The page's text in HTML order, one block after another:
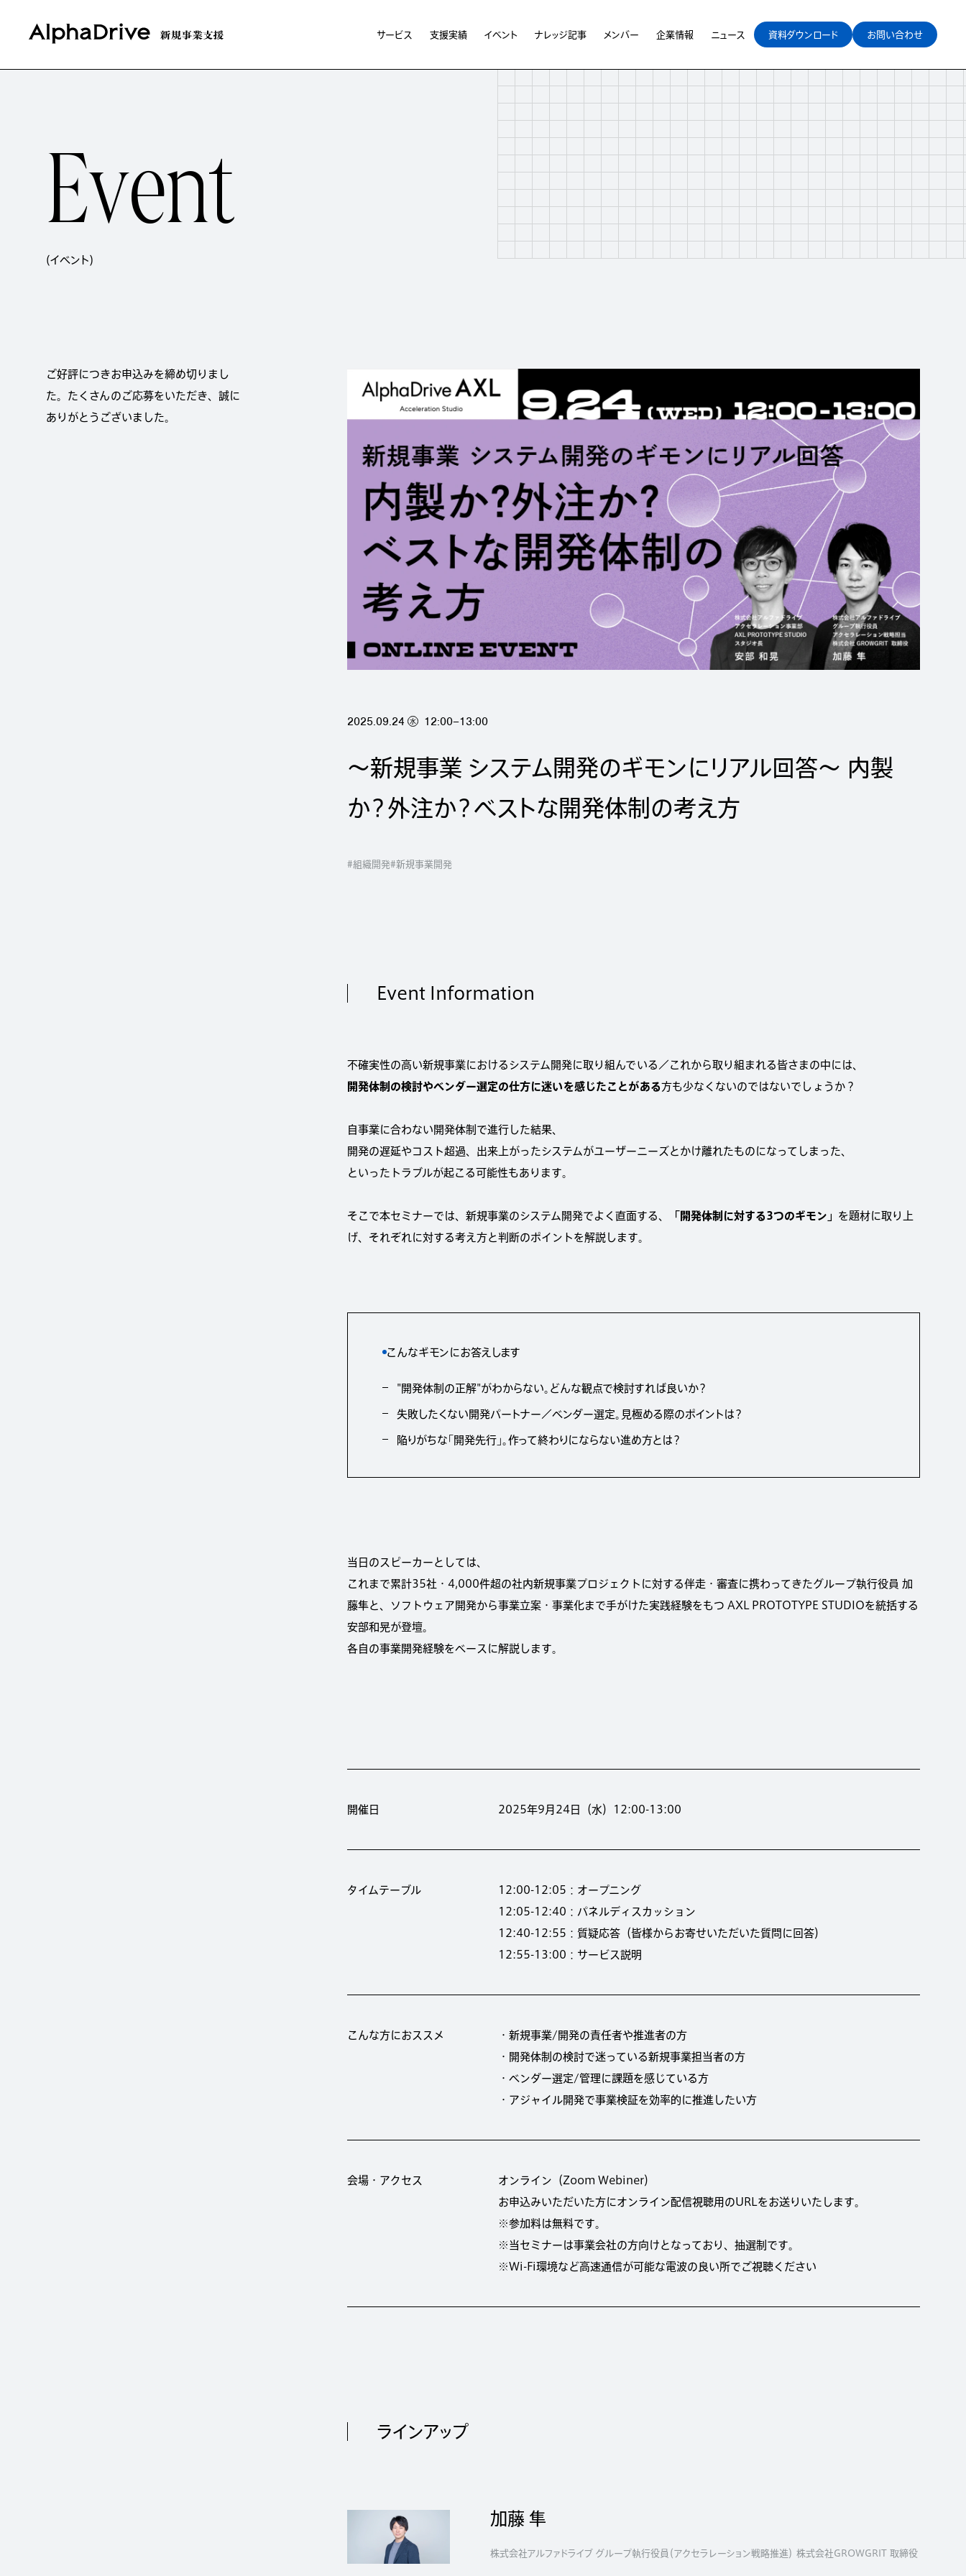
サービス 支援実績 イベント ナレッジ記事 メンバー 企業情報 ニュース 資料ダウンロード お問い合わせ
Event
(イベント)
2025.09.24 水 12:00–13:00
〜新規事業 システム開発のギモンにリアル回答〜 内製
か？外注か？ベストな開発体制の考え方
#組織開発#新規事業開発
Event Information
不確実性の高い新規事業におけるシステム開発に取り組んでいる／これから取り組まれる皆さまの中には、
開発体制の検討やベンダー選定の仕方に迷いを感じたことがある方も少なくないのではないでしょうか？
自事業に合わない開発体制で進行した結果、
開発の遅延やコスト超過、出来上がったシステムがユーザーニーズとかけ離れたものになってしまった、
といったトラブルが起こる可能性もあります。
そこで本セミナーでは、新規事業のシステム開発でよく直面する、 「開発体制に対する3つのギモン」 を題材に取り上
げ、それぞれに対する考え方と判断のポイントを解説します。
こんなギモンにお答えします
"開発体制の正解"がわからない。どんな観点で検討すれば良いか？
失敗したくない開発パートナー／ベンダー選定。見極める際のポイントは？
陥りがちな「開発先行」。作って終わりにならない進め方とは？
当日のスピーカーとしては、
これまで累計35社・4,000件超の社内新規事業プロジェクトに対する伴走・審査に携わってきたグループ執行役員 加
藤隼と、ソフトウェア開発から事業立案・事業化まで手がけた実践経験をもつ AXL PROTOTYPE STUDIOを統括する
安部和晃が登壇。
各自の事業開発経験をベースに解説します。
開催日 2025年9月24日（水）12:00-13:00
タイムテーブル
12:00-12:05：オープニング
12:05-12:40：パネルディスカッション
12:40-12:55：質疑応答（皆様からお寄せいただいた質問に回答）
12:55-13:00：サービス説明
こんな方におススメ
・新規事業/開発の責任者や推進者の方
・開発体制の検討で迷っている新規事業担当者の方
・ベンダー選定/管理に課題を感じている方
・アジャイル開発で事業検証を効率的に推進したい方
会場・アクセス
オンライン（Zoom Webiner）
お申込みいただいた方にオンライン配信視聴用のURLをお送りいたします。
※参加料は無料です。
※当セミナーは事業会社の方向けとなっており、抽選制です。
※Wi-Fi環境など高速通信が可能な電波の良い所でご視聴ください
ラインアップ
加藤 隼
株式会社アルファドライブ グループ執行役員（アクセラレーション戦略推進） 株式会社GROWGRIT 取締役
ご好評につきお申込みを締め切りまし
た。たくさんのご応募をいただき、誠に
ありがとうございました。